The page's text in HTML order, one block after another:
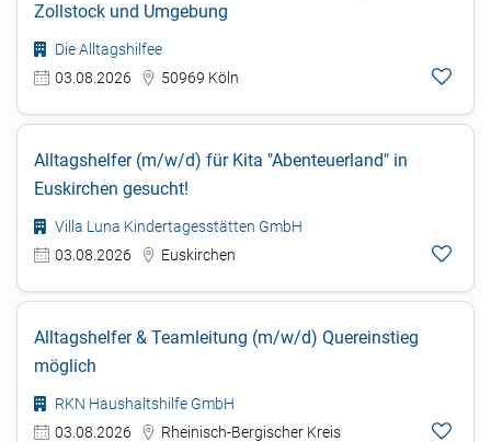
Zollstock und Umgebung
Die Alltagshilfee
03.08.2026
50969 Köln
Alltagshelfer (m/w/d) für Kita "Abenteuerland" in
Euskirchen gesucht!
Villa Luna Kindertagesstätten GmbH
03.08.2026
Euskirchen
Alltagshelfer & Teamleitung (m/w/d) Quereinstieg
möglich
RKN Haushaltshilfe GmbH
03.08.2026
Rheinisch-Bergischer Kreis